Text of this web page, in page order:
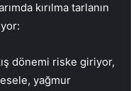
kırılma tarlanın
dönemi riske giriyor,
yağmur